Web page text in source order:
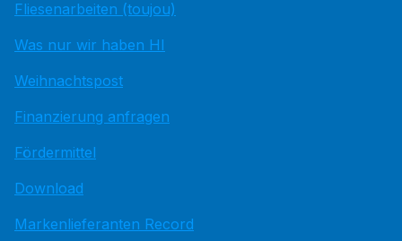
Fliesenarbeiten (toujou)
Was nur wir haben HI
Weihnachtspost
Finanzierung anfragen
Fördermittel
Download
Markenlieferanten Record